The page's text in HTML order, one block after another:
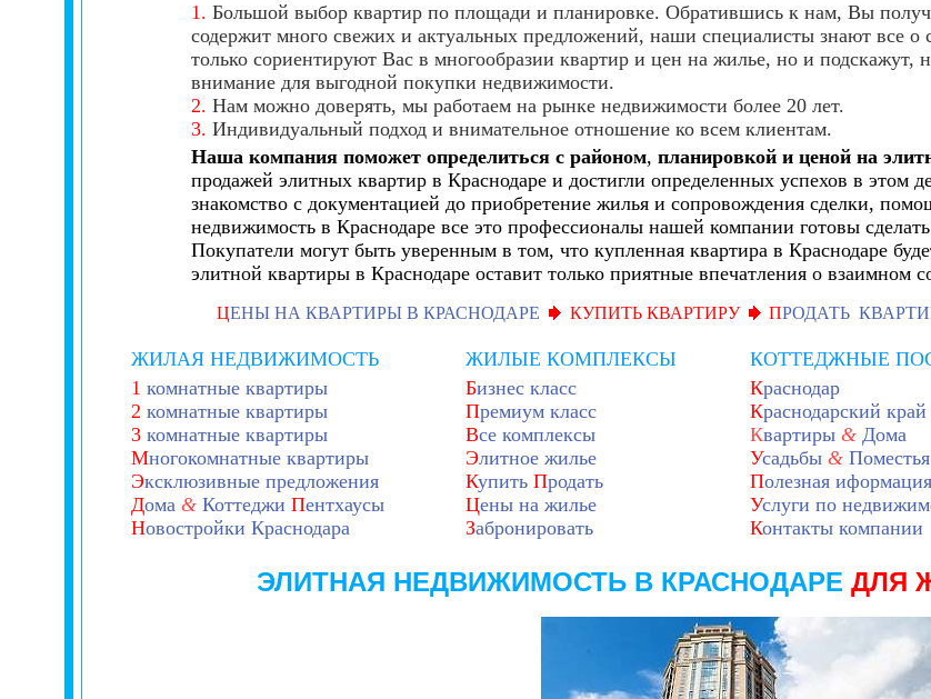
1. Большой выбор квартир по площади и планировке. Обратившись к нам, Вы
содержит много свежих и актуальных предложений, наши специалисты знают все о
только сориентируют Вас в многообразии квартир и цен на жилье, но и подскажут,
внимание для выгодной покупки недвижимости.
2. Нам можно доверять, мы работаем на рынке недвижимости более 20 лет.
3. Индивидуальный подход и внимательное отношение ко всем клиентам.
Наша компания поможет определиться с районом, планировкой и ценой на
продажей элитных квартир в Краснодаре и достигли определенных успехов в этом
знакомство с документацией до приобретение жилья и сопровождения сделки,
недвижимость в Краснодаре все это профессионалы нашей компании готовы
Покупатели могут быть уверенным в том, что купленная квартира в Краснодаре
элитной квартиры в Краснодаре оставит только приятные впечатления о взаимном
ЦЕНЫ НА КВАРТИРЫ В КРАСНОДАРЕ КУПИТЬ КВАРТИРУ ПРОДАТЬ
ЖИЛАЯ НЕДВИЖИМОСТЬ
1 комнатные квартиры
2 комнатные квартиры
3комнатные квартиры
Многокомнатные квартиры
Эксклюзивные предложения
Дома &Коттеджи Пентхаусы
Новостройки Краснодара
ЖИЛЫЕ КОМПЛЕКСЫ
Бизнес класс
Премиум класс
Все комплексы
Элитное жилье
Купить Продать
Цены на жилье
Забронировать
КОТТЕДЖНЫЕ
Краснодар
Краснодарский край
Квартиры &Дома
Усадьбы &Поместья
Полезная иформация
Услуги по
Контакты компании
ЭЛИТНАЯ НЕДВИЖИМОСТЬ В КРАСНОДАРЕ ДЛЯ